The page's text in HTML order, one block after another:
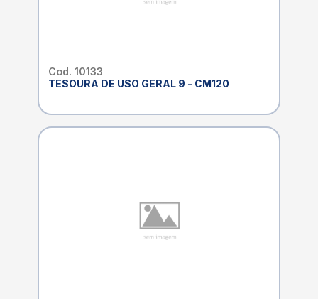
Cod. 10133
TESOURA DE USO GERAL 9 - CM120